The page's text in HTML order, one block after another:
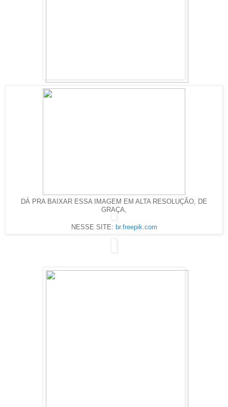
DÁ PRA BAIXAR ESSA IMAGEM EM ALTA RESOLUÇÃO, DE
GRAÇA,
NESSE SITE: br.freepik.com